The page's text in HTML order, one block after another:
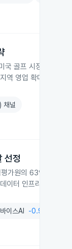
국 골프 시장에 본격
역 영업 확대와
채널
선정
가원의 63억원 지
이터 인프라 구축을
이스AI -0.96%